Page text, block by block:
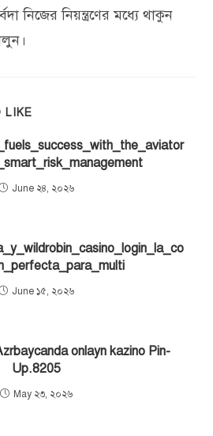
নিজের নিয়ন্ত্রণের মধ্যে থাকুন
LIKE
June ২৪, ২০২৬
June ১৫, ২০২৬
onlayn kazino Pin-
Up.8205
May ২৩, ২০২৬